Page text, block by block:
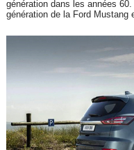
génération dans les années
génération de la Ford Mustang